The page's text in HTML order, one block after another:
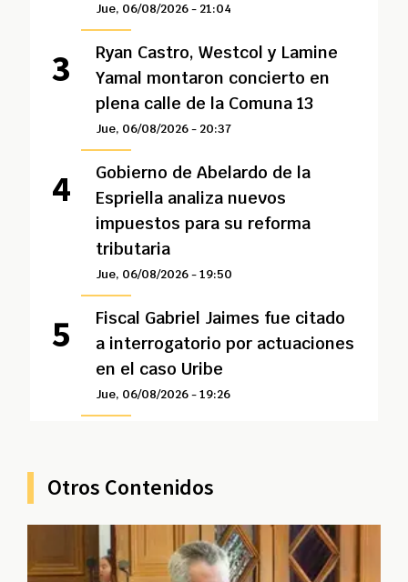
Jue, 06/08/2026 - 21:04
Ryan Castro, Westcol y Lamine
Yamal montaron concierto en
plena calle de la Comuna 13
Jue, 06/08/2026 - 20:37
Gobierno de Abelardo de la
Espriella analiza nuevos
impuestos para su reforma
tributaria
Jue, 06/08/2026 - 19:50
Fiscal Gabriel Jaimes fue citado
a interrogatorio por actuaciones
en el caso Uribe
Jue, 06/08/2026 - 19:26
Otros Contenidos